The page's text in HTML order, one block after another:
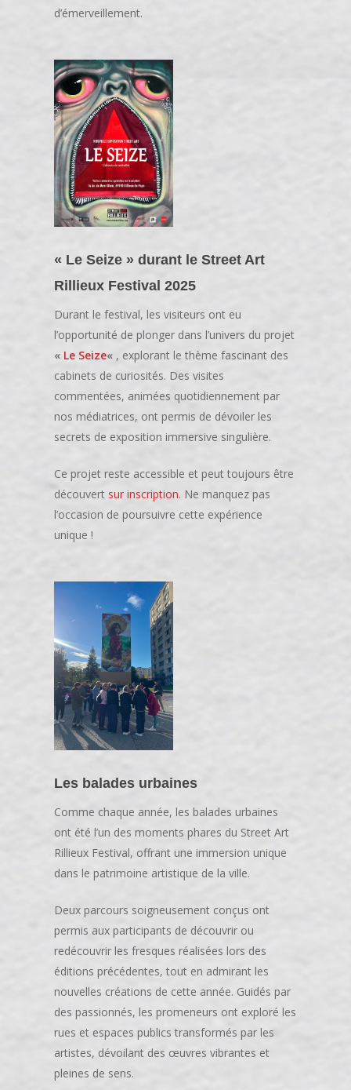
d’émerveillement.
« Le Seize » durant le Street Art
Rillieux Festival 2025
Durant le festival, les visiteurs ont eu
l’opportunité de plonger dans l’univers du projet
« Le Seize« , explorant le thème fascinant des
cabinets de curiosités. Des visites
commentées, animées quotidiennement par
nos médiatrices, ont permis de dévoiler les
secrets de exposition immersive singulière.
Ce projet reste accessible et peut toujours être
découvertsur inscription. Ne manquez pas
l’occasion de poursuivre cette expérience
unique !
Les balades urbaines
Comme chaque année, les balades urbaines
ont été l’un des moments phares du Street Art
Rillieux Festival, offrant une immersion unique
dans le patrimoine artistique de la ville.
Deux parcours soigneusement conçus ont
permis aux participants de découvrir ou
redécouvrir les fresques réalisées lors des
éditions précédentes, tout en admirant les
nouvelles créations de cette année. Guidés par
des passionnés, les promeneurs ont exploré les
rues et espaces publics transformés par les
artistes, dévoilant des œuvres vibrantes et
pleines de sens.